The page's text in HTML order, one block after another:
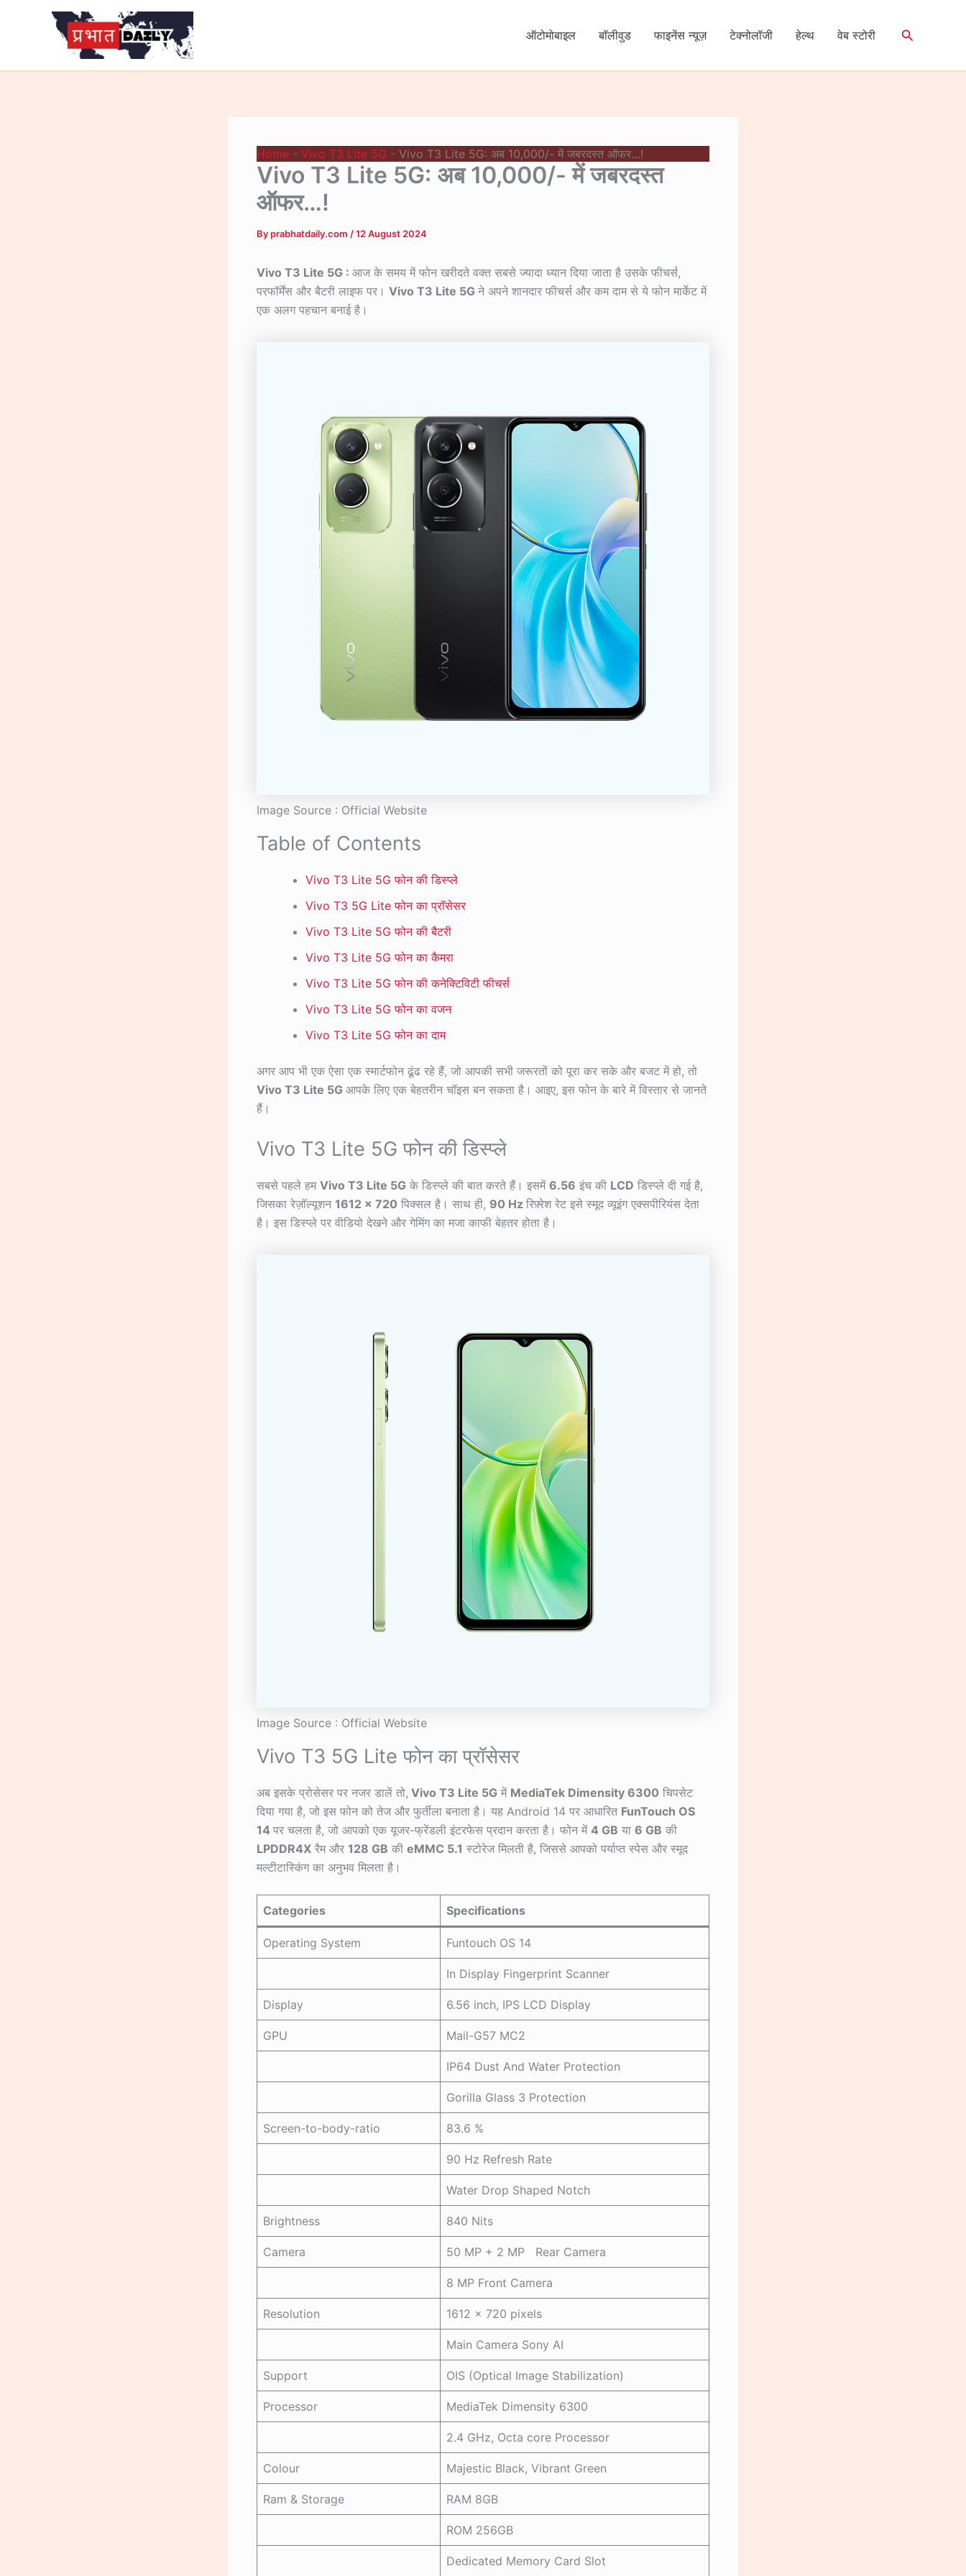
ऑटोमोबाइल बॉलीवुड फाइनेंस न्यूज़ टेक्नोलॉजी हेल्थ वेब स्टोरी Search
Home - Vivo T3 Lite 5G - Vivo T3 Lite 5G: अब 10,000/- में जबरदस्त ऑफर…!
Vivo T3 Lite 5G: अब 10,000/- में जबरदस्त
ऑफर…!
Byprabhatdaily.com /12 August 2024
Vivo T3 Lite 5G : आज के समय में फोन खरीदते वक्त सबसे ज्यादा ध्यान दिया जाता है उसके फीचर्स,
परफॉर्मेंस और बैटरी लाइफ पर। Vivo T3 Lite 5G ने अपने शानदार फीचर्स और कम दाम से ये फोन मार्केट में
एक अलग पहचान बनाई है।
Image Source : Official Website
Table of Contents
Vivo T3 Lite 5G फोन की डिस्प्ले
Vivo T3 5G Lite फोन का प्रॉसेसर
Vivo T3 Lite 5G फोन की बैटरी
Vivo T3 Lite 5G फोन का कैमरा
Vivo T3 Lite 5G फोन की कनेक्टिविटी फीचर्स
Vivo T3 Lite 5G फोन का वजन
Vivo T3 Lite 5G फोन का दाम
अगर आप भी एक ऐसा एक स्मार्टफोन ढूंढ रहे हैं, जो आपकी सभी जरूरतों को पूरा कर सके और बजट में हो, तो
Vivo T3 Lite 5G आपके लिए एक बेहतरीन चॉइस बन सकता है। आइए, इस फोन के बारे में विस्तार से जानते
हैं।
Vivo T3 Lite 5G फोन की डिस्प्ले
सबसे पहले हम Vivo T3 Lite 5G के डिस्प्ले की बात करते हैं। इसमें 6.56 इंच की LCD डिस्प्ले दी गई है,
जिसका रेज़ॉल्यूशन 1612 × 720 पिक्सल है। साथ ही, 90 Hz रिफ़्रेश रेट इसे स्मूद व्यूइंग एक्सपीरियंस देता
है। इस डिस्प्ले पर वीडियो देखने और गेमिंग का मजा काफी बेहतर होता है।
Image Source : Official Website
Vivo T3 5G Lite फोन का प्रॉसेसर
अब इसके प्रोसेसर पर नजर डालें तो, Vivo T3 Lite 5G में MediaTek Dimensity 6300 चिपसेट
दिया गया है, जो इस फोन को तेज और फुर्तीला बनाता है। यह Android 14 पर आधारित FunTouch OS
14 पर चलता है, जो आपको एक यूजर-फ्रेंडली इंटरफेस प्रदान करता है। फोन में 4 GB या 6 GB की
LPDDR4X रैम और 128 GB की eMMC 5.1 स्टोरेज मिलती है, जिससे आपको पर्याप्त स्पेस और स्मूद
मल्टीटास्किंग का अनुभव मिलता है।
Categories Specifications
Operating System Funtouch OS 14
In Display Fingerprint Scanner
Display 6.56 inch, IPS LCD Display
GPU Mail-G57 MC2
IP64 Dust And Water Protection
Gorilla Glass 3 Protection
Screen-to-body-ratio 83.6 %
90 Hz Refresh Rate
Water Drop Shaped Notch
Brightness 840 Nits
Camera 50 MP + 2 MP Rear Camera
8 MP Front Camera
Resolution 1612 x 720 pixels
Main Camera Sony AI
Support OIS (Optical Image Stabilization)
Processor MediaTek Dimensity 6300
2.4 GHz, Octa core Processor
Colour Majestic Black, Vibrant Green
Ram & Storage RAM 8GB
ROM 256GB
Dedicated Memory Card Slot